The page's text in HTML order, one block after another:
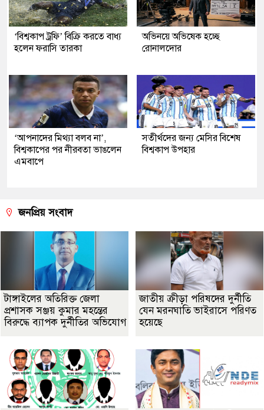
‘বিশ্বকাপ ট্রফি’ বিক্রি করতে বাধ্য
হলেন ফরাসি তারকা
অভিনয়ে অভিষেক হচ্ছে
রোনালদোর
‘আপনাদের মিথ্যা বলব না’,
বিশ্বকাপের পর নীরবতা ভাঙলেন
এমবাপে
সতীর্থদের জন্য মেসির বিশেষ
বিশ্বকাপ উপহার
জনপ্রিয় সংবাদ
টাঙ্গাইলের অতিরিক্ত জেলা
প্রশাসক সঞ্জয় কুমার মহন্তের
বিরুদ্ধে ব্যাপক দুর্নীতির অভিযোগ
জাতীয় ক্রীড়া পরিষদের দুর্নীতি
যেন মরনঘাতি ভাইরাসে পরিণত
হয়েছে